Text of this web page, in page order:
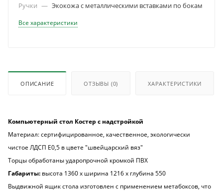
Ручки — Экокожа с металлическими вставками по бокам
Все характеристики
ОПИСАНИЕ ОТЗЫВЫ (0) ХАРАКТЕРИСТИКИ
Компьютерный стол Костер с надстройкой
Материал: сертифицированное, качественное, экологически
чистое ЛДСП Е0,5 в цвете "швейцарский вяз"
Торцы обработаны ударопрочной кромкой ПВХ
Габариты: высота 1360 х ширина 1216 х глубина 550
Выдвижной ящик стола изготовлен с применением метабоксов, что